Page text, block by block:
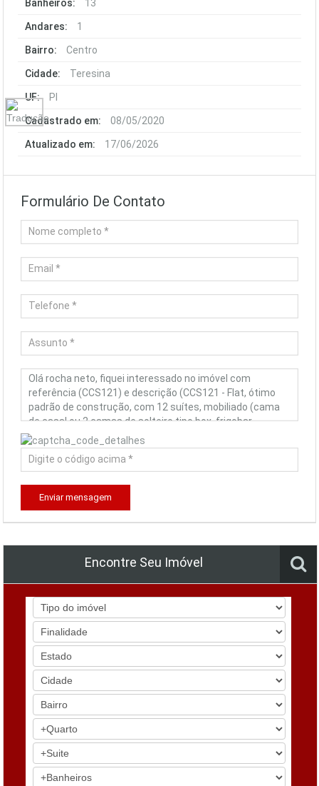
Banheiros: 13
Andares: 1
Bairro: Centro
Cidade: Teresina
UF: PI
Cadastrado em: 08/05/2020
Atualizado em: 17/06/2026
Formulário De Contato
Enviar mensagem
Encontre Seu Imóvel